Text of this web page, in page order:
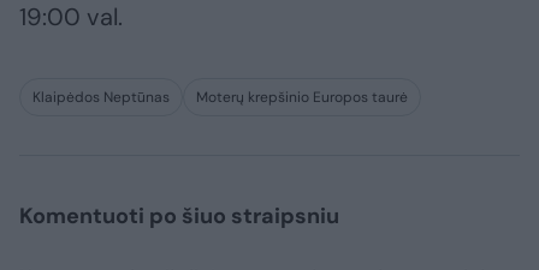
19:00 val.
Klaipėdos Neptūnas Moterų krepšinio Europos taurė
Komentuoti po šiuo straipsniu